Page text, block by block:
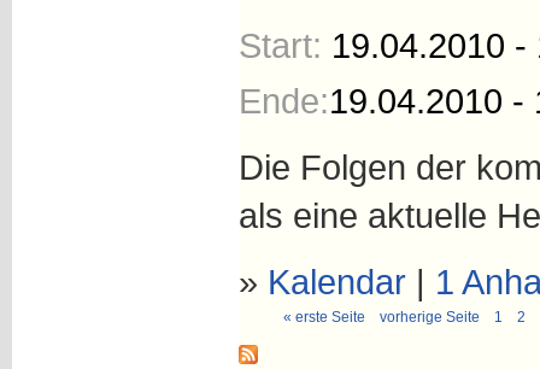
Start: 19.04.2010 -
Ende:19.04.2010 -
Die Folgen der
als eine aktuelle
» Kalendar| 1
« erste Seite vorherige Seite 1 2